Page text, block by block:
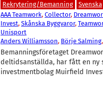
Rekrytering/Bemanning Svenska
AAA Teamwork, Collector,
Invest, Skånska Byggvaror,
Unisport
Anders Williamsson, Börje Salming,
Bemanningsföretaget
deltidsanställda, har fått en ny
investmentbolag Muirfield